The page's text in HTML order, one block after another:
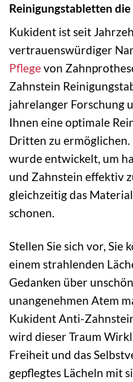
Reinigungstabletten
Kukident ist seit
vertrauenswürdiger
Pflegevon
Zahnstein
jahrelanger Forschung
Ihnen eine optimale
Dritten zu ermöglichen.
wurde entwickelt, um
und Zahnstein effektiv
gleichzeitig das
schonen.
Stellen Sie sich vor, Sie
einem strahlenden
Gedanken über
unangenehmen Atem
Kukident Anti-
wird dieser Traum
Freiheit und das
gepflegtes Lächeln mit